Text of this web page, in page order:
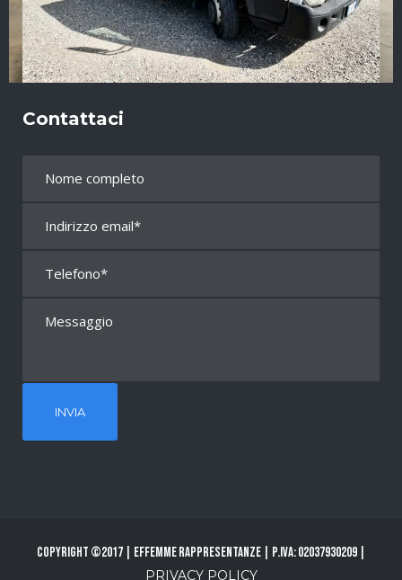
Contattaci
Copyright ©2017 | Effemme Rappresentanze | P.Iva: 02037930209 |
PRIVACY POLICY